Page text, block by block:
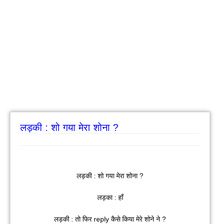
लड़की : शो गया मेरा शोना ?
लड़की : शो गया मेरा शोना ?
लड़का : हाँ
लड़की : तो फिर reply कैसे किया मेरे शोने ने ?